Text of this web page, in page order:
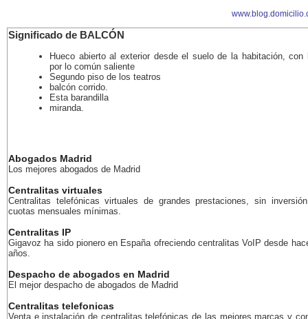
Significado de BALCÓN
Hueco abierto al exterior desde el suelo de la habitación, con
por lo común saliente
Segundo piso de los teatros
balcón corrido.
Esta barandilla
miranda.
Abogados Madrid
Los mejores abogados de Madrid
Centralitas virtuales
Centralitas telefónicas virtuales de grandes prestaciones, sin
cuotas mensuales mínimas.
Centralitas IP
Gigavoz ha sido pionero en España ofreciendo centralitas VoIP desde
años.
Despacho de abogados en Madrid
El mejor despacho de abogados de Madrid
Centralitas telefonicas
Venta e instalación de centralitas telefónicas de las mejores marcas y